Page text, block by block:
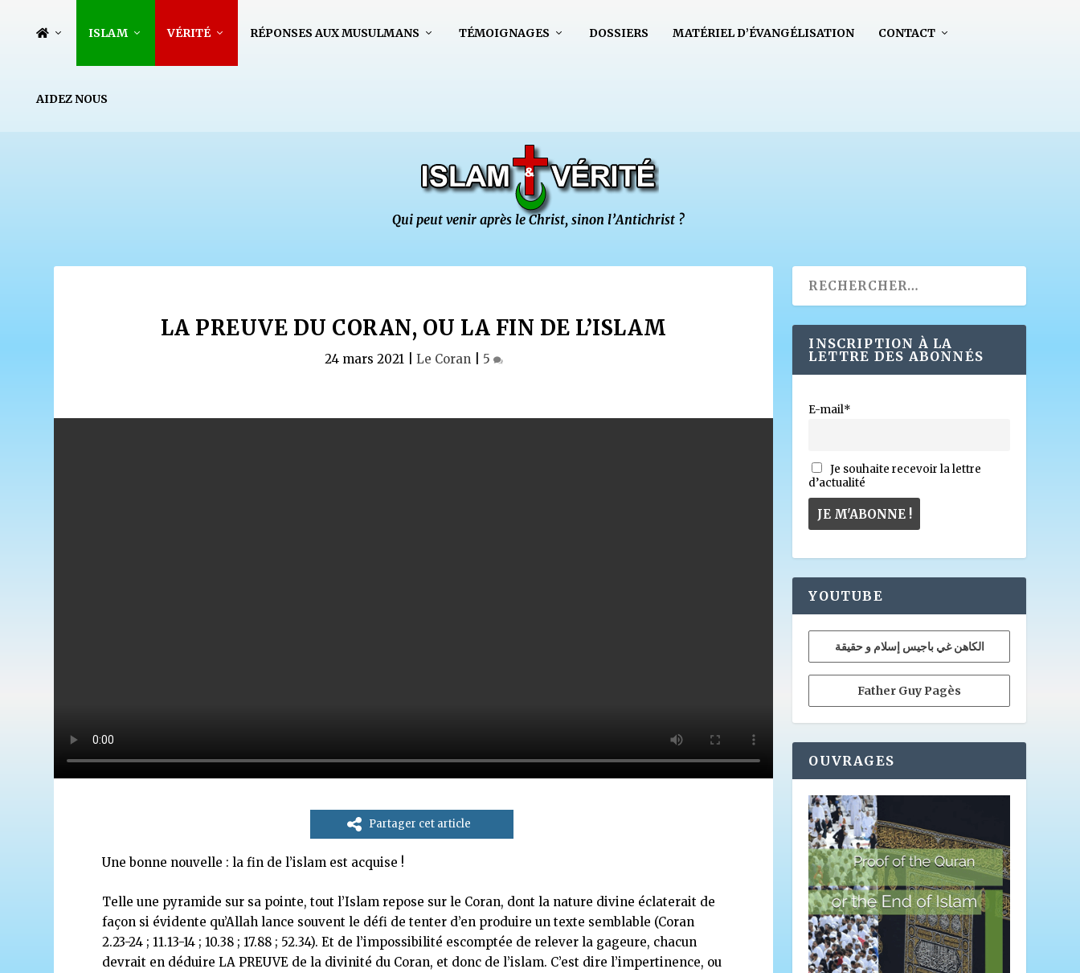
ISLAM VÉRITÉ RÉPONSES AUX MUSULMANS TÉMOIGNAGES DOSSIERS MATÉRIEL D’ÉVANGÉLISATION CONTACT
AIDEZ NOUS
LA PREUVE DU CORAN, OU LA FIN DE L’ISLAM
24 mars 2021| Le Coran| 5
Partager cet article
Une bonne nouvelle : la fin de l’islam est acquise !
Telle une pyramide sur sa pointe, tout l’Islam repose sur le Coran, dont la nature divine éclaterait de
façon si évidente qu’Allah lance souvent le défi de tenter d’en produire un texte semblable (Coran
2.23-24 ; 11.13-14 ; 10.38 ; 17.88 ; 52.34). Et de l’impossibilité escomptée de relever la gageure, chacun
devrait en déduire LA PREUVE de la divinité du Coran, et donc de l’islam. C’est dire l’impertinence, ou
INSCRIPTION À LA
LETTRE DES ABONNÉS
E-mail*
Je souhaite recevoir la lettre
d’actualité
YOUTUBE
الكاهن غي باجيس إسلام و حقيقة
Father Guy Pagès
OUVRAGES